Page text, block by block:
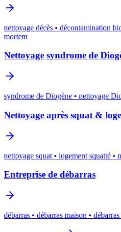
nettoyage décès • décontamination
mortem
Nettoyage syndrome de
syndrome de Diogène • nettoyage
Nettoyage après squat &
nettoyage squat • logement squatté •
Entreprise de débarras
débarras • débarras maison •